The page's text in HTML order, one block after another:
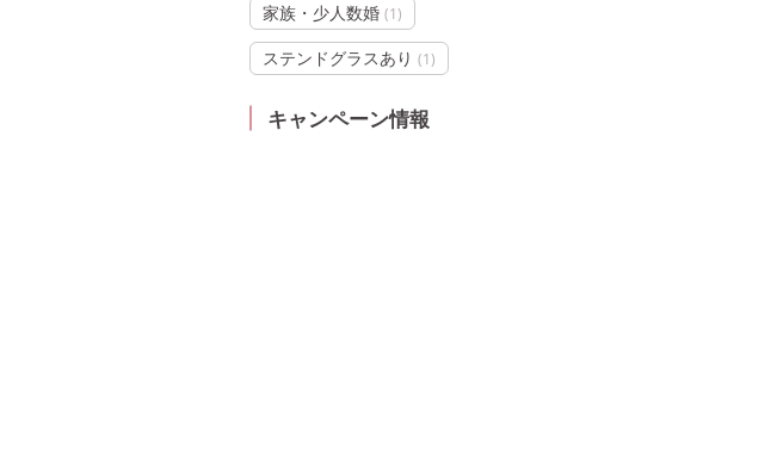
家族・少人数婚 (1)
ステンドグラスあり (1)
キャンペーン情報